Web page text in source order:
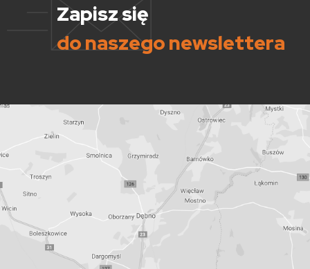
Zapisz się
do naszego newslettera